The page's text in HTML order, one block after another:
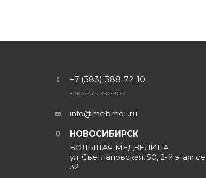
+7 (383) 388-72-10
ЗАКАЗАТЬ ЗВОНОК
info@mebmoll.ru
НОВОСИБИРСК
БОЛЬШАЯ МЕДВЕДИЦА
ул. Светлановская, 50, 2-й этаж
32